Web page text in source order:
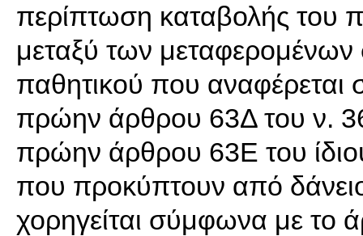
περίπτωση καταβολής του
μεταξύ των μεταφερομένων
παθητικού που
πρώην άρθρου 63Δ του ν.
πρώην άρθρου 63Ε του
που προκύπτουν από
χορηγείται σύμφωνα με το